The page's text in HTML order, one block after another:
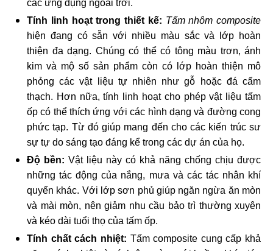
các ứng dụng ngoài trời.
Tính linh hoạt trong thiết kế: Tấm nhôm composite
hiện đang có sẵn với nhiều màu sắc và lớp hoàn
thiện đa dạng. Chúng có thể có tông màu trơn, ánh
kim và mộ số sản phẩm còn có lớp hoàn thiện mô
phỏng các vật liệu tự nhiên như gỗ hoặc đá cẩm
thạch. Hơn nữa, tính linh hoạt cho phép vật liệu tấm
ốp có thể thích ứng với các hình dạng và đường cong
phức tạp. Từ đó giúp mang đến cho các kiến ​​trúc sư
sự tự do sáng tạo đáng kể trong các dự án của họ.
Độ bền: Vật liệu này có khả năng chống chịu được
những tác động của nắng, mưa và các tác nhân khí
quyển khác. Với lớp sơn phủ giúp ngăn ngừa ăn mòn
và mài mòn, nên giảm nhu cầu bảo trì thường xuyên
và kéo dài tuổi thọ của tấm ốp.
Tính chất cách nhiệt: Tấm composite cung cấp khả